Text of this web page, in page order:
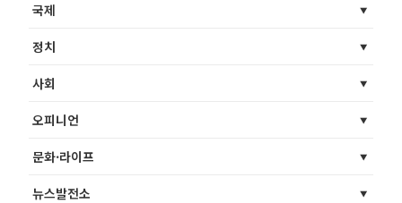
국제
정치
사회
오피니언
문화·라이프
뉴스발전소